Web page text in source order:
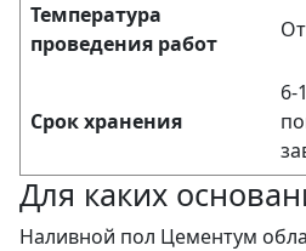
Температура
проведения работ
Срок хранения
6-
Для каких
Наливной пол Цементум